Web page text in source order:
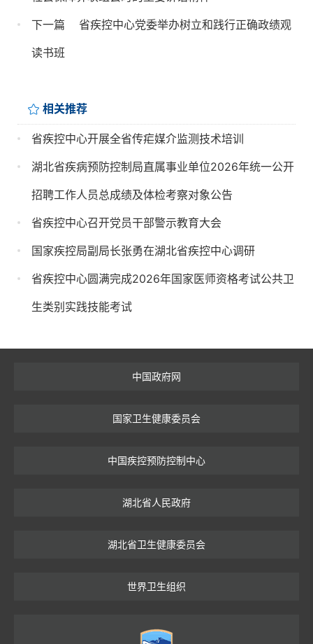
下一篇
省疾控中心党委举办树立和践行正确政绩观
读书班
相关推荐
省疾控中心开展全省传疟媒介监测技术培训
湖北省疾病预防控制局直属事业单位2026年统一公开
招聘工作人员总成绩及体检考察对象公告
省疾控中心召开党员干部警示教育大会
国家疾控局副局长张勇在湖北省疾控中心调研
省疾控中心圆满完成2026年国家医师资格考试公共卫
生类别实践技能考试
中国政府网
国家卫生健康委员会
中国疾控预防控制中心
湖北省人民政府
湖北省卫生健康委员会
世界卫生组织